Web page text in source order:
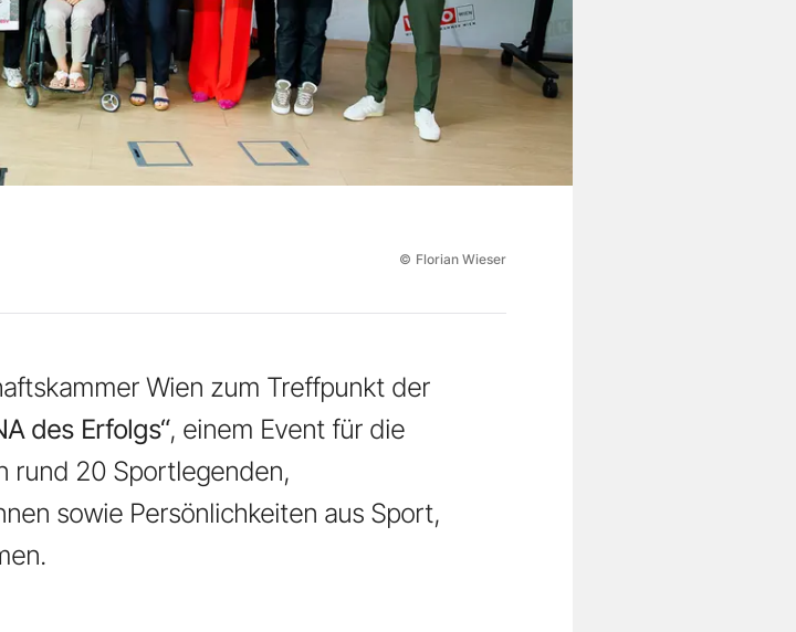
© Florian Wieser
Wien zum Treffpunkt der
des Erfolgs“, einem Event für die
rund 20 Sportlegenden,
sowie Persönlichkeiten aus Sport,